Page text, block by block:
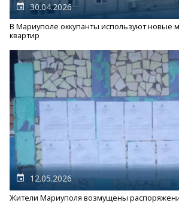
30.04.2026
В Мариуполе оккупанты используют новые
квартир
12.05.2026
Жители Мариуполя возмущены